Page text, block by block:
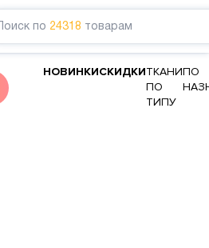
Поиск по 24318 товарам
НОВИНКИСКИДКИТКАНИ
ПО
ТИПУ
ПО